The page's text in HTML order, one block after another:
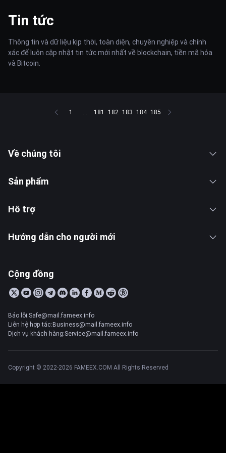
Tin tức
Thông tin và dữ liệu kịp thời, toàn diện, chuyên nghiệp và chính
xác để luôn cập nhật tin tức mới nhất về blockchain, tiền mã hóa
và Bitcoin.
1 ... 181 182 183 184 185
Về chúng tôi
Sản phẩm
Hỗ trợ
Hướng dẫn cho người mới
Cộng đồng
Báo lỗi:Safe@mail.fameex.info
Liên hệ hợp tác:Business@mail.fameex.info
Dịch vụ khách hàng:Service@mail.fameex.info
Copyright © 2022-2026 FAMEEX.COM All Rights Reserved